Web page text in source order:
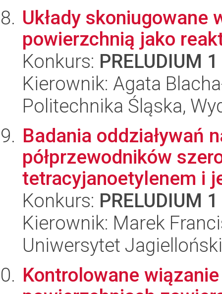
Układy skoniugowane
powierzchnią jako
Konkurs: PRELUDIUM 1
Kierownik: Agata
Politechnika Śląska,
Badania oddziaływań
półprzewodników
tetracyjanoetylenem i
Konkurs: PRELUDIUM 1
Kierownik: Marek
Uniwersytet
Kontrolowane